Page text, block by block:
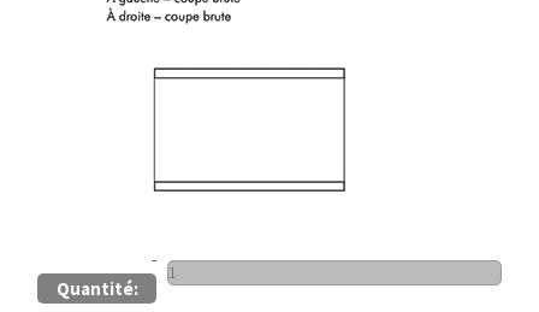
Quantité: